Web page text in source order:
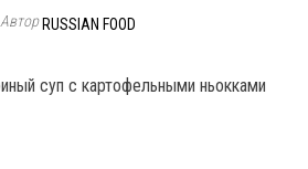
Автор RUSSIAN FOOD